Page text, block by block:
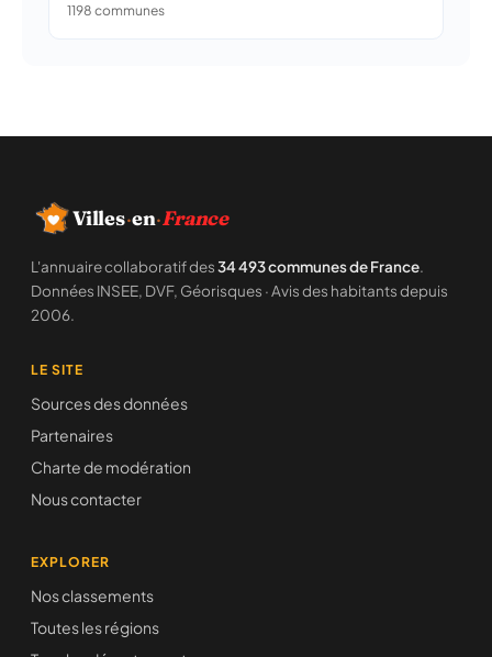
1198 communes
Villes·en·France
L'annuaire collaboratif des34 493 communes de France.
Données INSEE, DVF, Géorisques · Avis des habitants depuis
2006.
LE SITE
Sources des données
Partenaires
Charte de modération
Nous contacter
EXPLORER
Nos classements
Toutes les régions